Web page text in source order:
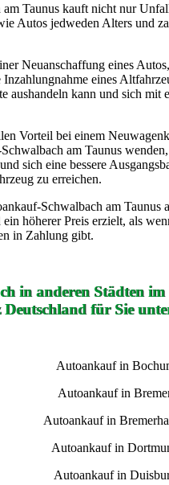
Taunus kauft nicht nur
Autos jedweden Alters und
Neuanschaffung eines
Inzahlungnahme eines
aushandeln kann und sich mit
Vorteil bei einem
am Taunus
sich eine bessere
zu erreichen.
Schwalbach am Taunus
höherer Preis erzielt, als
in Zahlung gibt.
in anderen Städten
für Sie
Autoankauf in
Autoankauf in
Autoankauf in
Autoankauf in
Autoankauf in